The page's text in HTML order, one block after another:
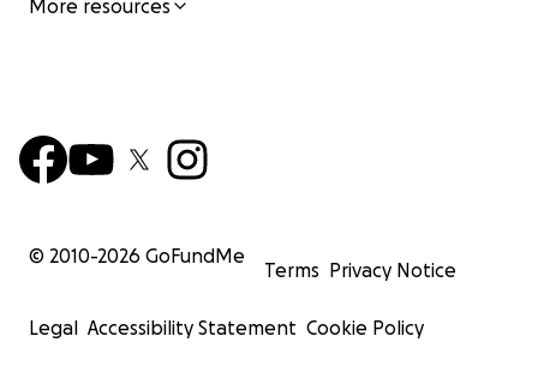
More resources
© 2010-2026 GoFundMe
Terms Privacy Notice
Legal Accessibility Statement Cookie Policy